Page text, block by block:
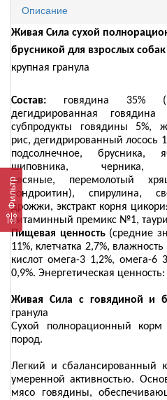
Фильтр
Описание
Живая Сила сухой
брусникой для взрослых
крупная гранула
Состав: говядина 35%
дегидрированная
субпродукты говядины 5%,
рис, дегидрированный лосось
подсолнечное,
брусника,
шиповника, черника,
овсяные,
перемолотый
хондроитин),
спирулина,
дрожжи, экстракт корня
витаминный премикс №1,
Пищевая ценность(средние
11%, клетчатка 2,7%,
кислот омега-3 1,2%, омега-6
0,9%. Энергетическая ценность:
Живая Сила с говядиной и
гранула
Сухой полнорационный
пород.
Легкий и сбалансированный
умеренной активностью.
мясо говядины,